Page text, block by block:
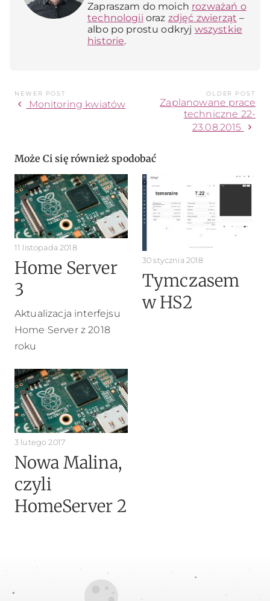
Zapraszam do moich rozważań o
technologii oraz zdjęć zwierząt –
albo po prostu odkryj wszystkie
historie.
NEWER POST
chevron_left Monitoring kwiatów
OLDER POST
Zaplanowane prace
techniczne 22-
23.08.2015
chevron_right
Może Ci się również spodobać
11 listopada 2018
Home Server
3
Aktualizacja interfejsu
Home Server z 2018
roku
30 stycznia 2018
Tymczasem
w HS2
3 lutego 2017
Nowa Malina,
czyli
HomeServer 2